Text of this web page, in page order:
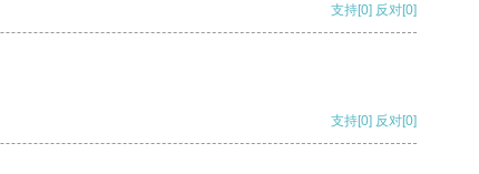
支持[0] 反对[0]
支持[0] 反对[0]